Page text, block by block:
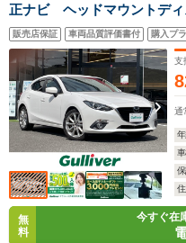
正ナビ ヘッドマウントデ
レーダークルーズコント
カメラ ETC 前席シートヒ
スト ドライブレコーダー
販売店保証 車両品質評価書付 購入プ
支
通
無
料
今すぐ在